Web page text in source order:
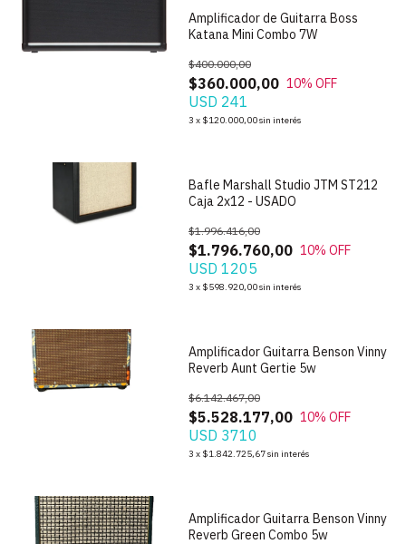
Amplificador de Guitarra Boss
Katana Mini Combo 7W
$360.000,00
$400.000,00
10% OFF
USD 241
3 x $120.000,00sin interés
Bafle Marshall Studio JTM ST212
Caja 2x12 - USADO
$1.796.760,00
$1.996.416,00
10% OFF
USD 1205
3 x $598.920,00sin interés
Amplificador Guitarra Benson Vinny
Reverb Aunt Gertie 5w
$5.528.177,00
$6.142.467,00
10% OFF
USD 3710
3 x $1.842.725,67sin interés
Amplificador Guitarra Benson Vinny
Reverb Green Combo 5w